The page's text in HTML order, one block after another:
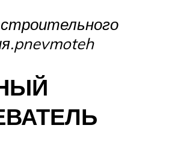
pnevmoteh